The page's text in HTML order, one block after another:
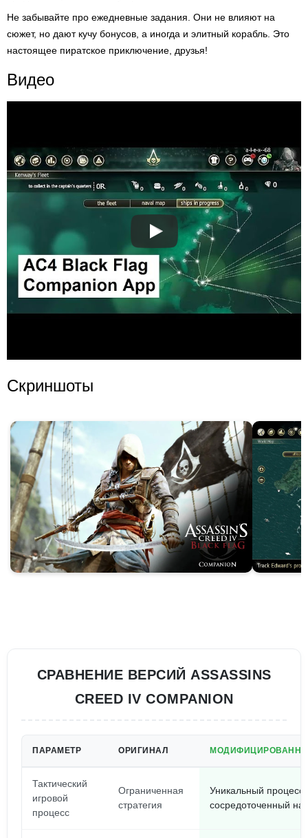
Не забывайте про ежедневные задания. Они не влияют на
сюжет, но дают кучу бонусов, а иногда и элитный корабль. Это
настоящее пиратское приключение, друзья!
Видео
Скриншоты
СРАВНЕНИЕ ВЕРСИЙ ASSASSINS
CREED IV COMPANION
ПАРАМЕТР ОРИГИНАЛ
Тактический
игровой
процесс
Ограниченная
стратегия
Уникальный процесс,
сосредоточенный на